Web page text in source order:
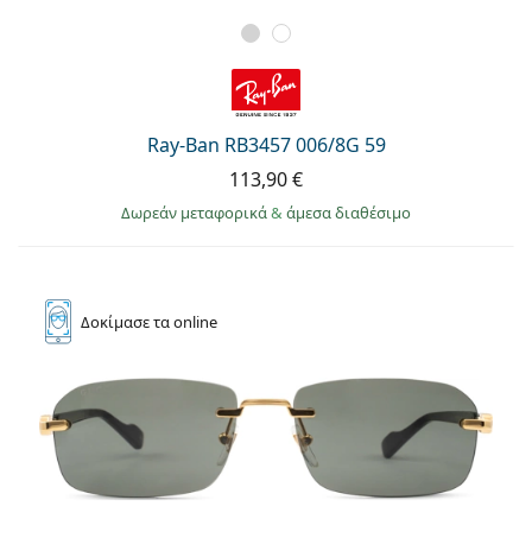
Ray-Ban RB3457 006/8G 59
113,90 €
Δωρεάν μεταφορικά& άμεσα διαθέσιμο
Δοκίμασετα online